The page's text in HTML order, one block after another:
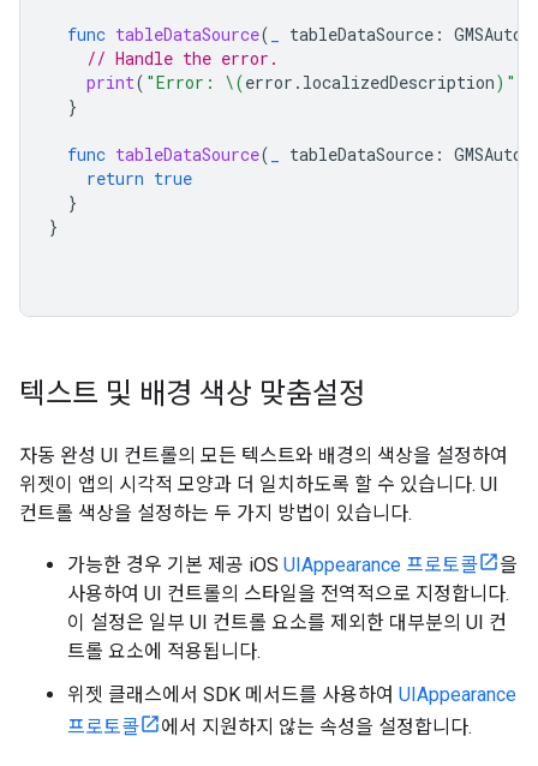
func tableDataSource( tableDataSource :
// Handle the error.
print( "Error: \(error . localizedDescription) "
}
func tableDataSource( tableDataSource :
return true
}
}
텍스트 및 배경 색상 맞춤설정
자동 완성 UI 컨트롤의 모든 텍스트와 배경의 색상을 설정하여
위젯이 앱의 시각적 모양과 더 일치하도록 할 수 있습니다. UI
컨트롤 색상을 설정하는 두 가지 방법이 있습니다.
가능한 경우 기본 제공 iOS UIAppearance 프로토콜
을
사용하여 UI 컨트롤의 스타일을 전역적으로 지정합니다.
이 설정은 일부 UI 컨트롤 요소를 제외한 대부분의 UI 컨
트롤 요소에 적용됩니다.
위젯 클래스에서 SDK 메서드를 사용하여 UIAppearance
프로토콜
에서 지원하지 않는 속성을 설정합니다.